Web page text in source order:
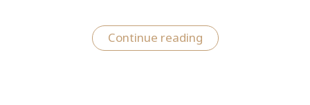
Continue reading“Η
Τάνια